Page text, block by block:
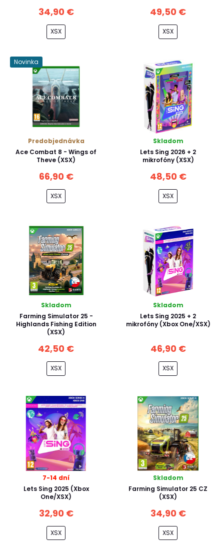
34,90 €
XSX
49,50 €
XSX
Novinka
Predobjednávka
Ace Combat 8 - Wings of
Theve (XSX)
66,90 €
XSX
Skladom
Lets Sing 2026 + 2
mikrofóny (XSX)
48,50 €
XSX
Skladom
Farming Simulator 25 -
Highlands Fishing Edition
(XSX)
42,50 €
XSX
Skladom
Lets Sing 2025 + 2
mikrofóny (Xbox One/XSX)
46,90 €
XSX
7-14 dní
Lets Sing 2025 (Xbox
One/XSX)
32,90 €
XSX
Skladom
Farming Simulator 25 CZ
(XSX)
34,90 €
XSX